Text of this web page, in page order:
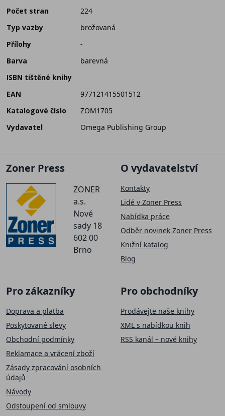
Počet stran
224
Typ vazby
brožovaná
Přílohy
-
Barva
barevná
ISBN tištěné knihy
EAN
977121415501512
Katalogové číslo
ZOM1705
Vydavatel
Omega Publishing Group
Zoner Press
ZONER
a.s.
Nové
sady 18
602 00
Brno
O vydavatelství
Kontakty
Lidé v Zoner Press
Nabídka práce
Odběr novinek Zoner Press
Knižní katalog
Blog
Pro zákazníky
Doprava a platba
Poskytované slevy
Obchodní podmínky
Reklamace a vrácení zboží
Zásady zpracování osobních
údajů
Návody
Odstoupení od smlouvy
Pro obchodníky
Prodávejte naše knihy
XML s nabídkou knih
RSS kanál – nové knihy